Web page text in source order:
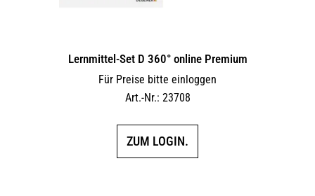
Lernmittel-Set D 360° online Premium
Für Preise bitte einloggen
Art.-Nr.: 23708
ZUM LOGIN.